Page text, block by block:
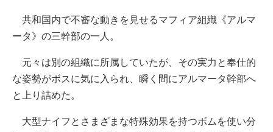
共和国内で不審な動きを見せるマフィア組織《アルマ
ータ》の三幹部の一人。
元々は別の組織に所属していたが、その実力と奉仕的
な姿勢がボスに気に入られ、瞬く間にアルマータ幹部へ
と上り詰めた。
大型ナイフとさまざまな特殊効果を持つボムを使い分